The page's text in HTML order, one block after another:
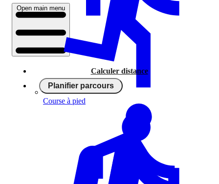
Open main menu
Calculer distance
Planifier parcours
Course à pied